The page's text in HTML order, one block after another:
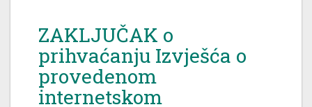
ZAKLJUČAK o
prihvaćanju Izvješća o
provedenom
internetskom